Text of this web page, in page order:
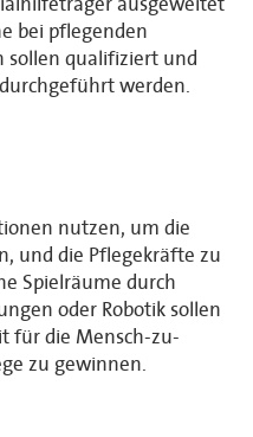
bei pflegenden
sollen qualifiziert und
werden.
nutzen, um die
und die Pflegekräfte zu
Spielräume durch
oder Robotik sollen
für die Mensch-zu-
zu gewinnen.